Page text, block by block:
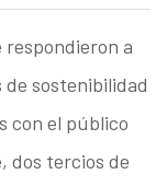
respondieron a
sostenibilidad
con el público
dos tercios de